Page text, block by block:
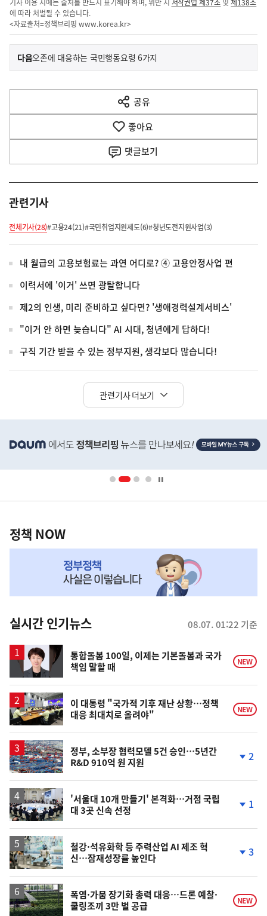
에 따라 처벌될 수 있습니다.
<자료출처=정책브리핑 www.korea.kr>
이
전
다
음
다음기
오존에 대응하는 국민행동요령 6가지
공유
열
기
좋아요
댓글보기
관련기사
전체기사(28)#고용24(21)#국민취업지원제도(6)#청년도전지원사업(3)
내 월급의 고용보험료는 과연 어디로? ④ 고용안정사업 편
이력서에 '이거' 쓰면 광탈합니다
제2의 인생, 미리 준비하고 싶다면? '생애경력설계서비스'
"이거 안 하면 늦습니다" AI 시대, 청년에게 답하다!
구직 기간 받을 수 있는 정부지원, 생각보다 많습니다!
관련기사 더보기
단
배
영
책
NOW,
뉴
스
정책 NOW
실시간 인기뉴스 08.07. 01:22 기준
통합돌봄 100일, 이제는 기본돌봄과 국가
책임 말할 때
NEW
이 대통령 "국가적 기후 재난 상황…정책
대응 최대치로 올려야"
NEW
정부, 소부장 협력모델 5건 승인…5년간
R&D 910억 원 지원
계
2
'서울대 10개 만들기' 본격화…거점 국립
대 3곳 신속 선정
계
1
철강·석유화학 등 주력산업 AI 제조 혁
신…잠재성장률 높인다
계
락
3
폭염·가뭄 장기화 총력 대응…드론 예찰·
쿨링조끼 3만 벌 공급
NEW